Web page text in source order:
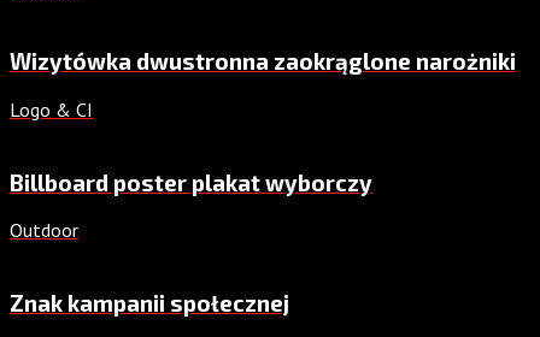
Wizytówka dwustronna zaokrąglone narożniki
Logo & CI
Billboard poster plakat wyborczy
Outdoor
Znak kampanii społecznej